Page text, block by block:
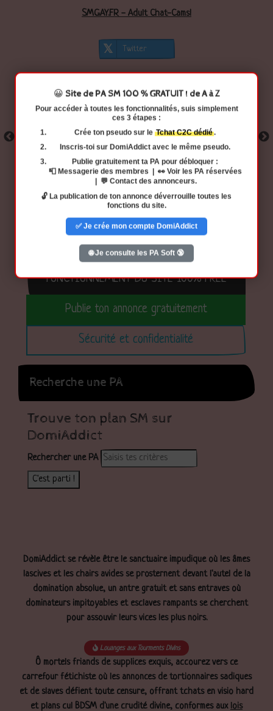
SMGAY.FR - Adult Chat-Cams!
Twitter
Découvre le potentiel gratuit du site
FONCTIONNEMENT DU SITE 100% FREE
Publie ton annonce gratuitement
Sécurité et confidentialité
Recherche une PA
Trouve ton plan SM sur
DomiAddict
Rechercher une PA
C'est parti !
😀 Site de PA SM 100 % GRATUIT ! de A à Z
Pour accéder à toutes les fonctionnalités, suis simplement
ces 3 étapes :
Crée ton pseudo sur le Tchat C2C dédié.
Inscris-toi sur DomiAddict avec le même pseudo.
Publie gratuitement ta PA pour débloquer :
📮 Messagerie des membres | 👀 Voir les PA réservées
| 💬 Contact des annonceurs.
🔓 La publication de ton annonce déverrouille toutes les
fonctions du site.
✅ Je crée mon compte DomiAddict
🌐 Je consulte les PA Soft 🔞
DomiAddict se révèle être le sanctuaire impudique où les âmes
lascives et les chairs avides se prosternent devant l'autel de la
domination absolue, un antre gratuit et sans entraves où
dominateurs impitoyables et esclaves rampants se cherchent
pour assouvir leurs vices les plus noirs.
Louanges aux Tourments Divins
Ô mortels friands de supplices exquis, accourez vers ce
carrefour fétichiste où les annonces de tortionnaires sadiques
et de slaves défient toute censure, offrant tchats en visio hard
et plans cul BDSM d'une crudité divine, conformes aux lois